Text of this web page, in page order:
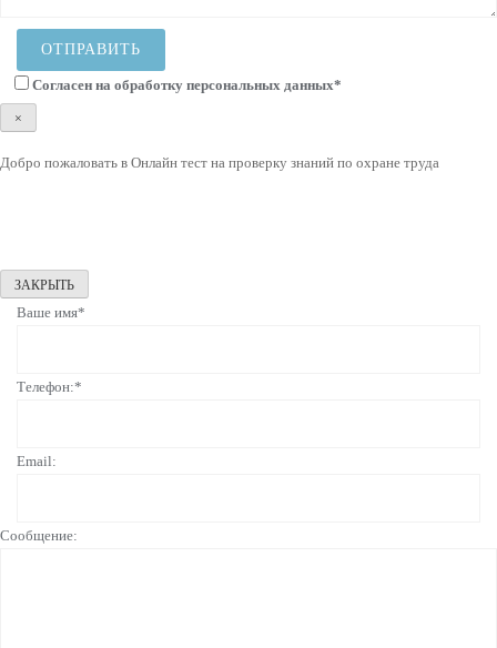
Согласен на обработку персональных данных*
×
Добро пожаловать в Онлайн тест на проверку знаний по охране труда
ЗАКРЫТЬ
Ваше имя*
Телефон:*
Email:
Сообщение: